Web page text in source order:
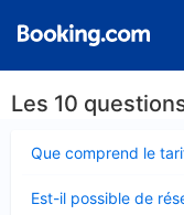
Les 10
Que comprend le
fermé
Est-il possible de
fermé